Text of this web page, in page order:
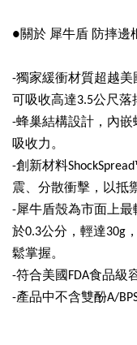
●關於 犀牛盾 防摔邊
-獨家緩衝材質超越美
可吸收高達3.5公尺落
-蜂巢結構設計，內嵌
吸收力。
-創新材料
震、分散衝擊，以抵
-犀牛盾殼為市面上
於0.3公分，輕達30g
鬆掌握。
-符合美國FDA食品級
-產品中不含雙酚A/